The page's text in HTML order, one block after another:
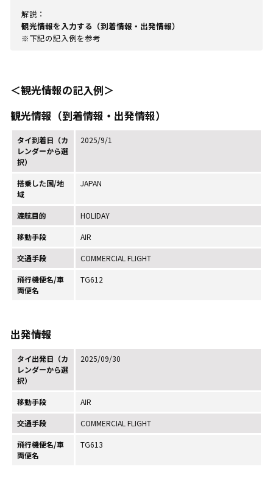
解説：
観光情報を入力する（到着情報・出発情報）
※下記の記入例を参考
＜観光情報の記入例＞
観光情報（到着情報・出発情報）
タイ到着日（カ
レンダーから選
択）
2025/9/1
搭乗した国/地
域
JAPAN
渡航目的 HOLIDAY
移動手段 AIR
交通手段 COMMERCIAL FLIGHT
飛行機便名/車
両便名
TG612
出発情報
タイ出発日（カ
レンダーから選
択）
2025/09/30
移動手段 AIR
交通手段 COMMERCIAL FLIGHT
飛行機便名/車
両便名
TG613